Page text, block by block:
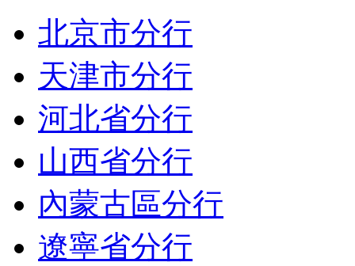
北京市分行
天津市分行
河北省分行
山西省分行
內蒙古區分行
遼寧省分行